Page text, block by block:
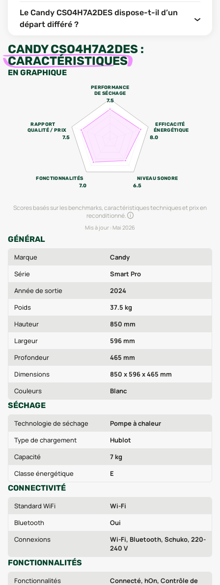
Le Candy CSO4H7A2DES dispose-t-il d’un
départ différé ?
CANDY CSO4H7A2DES :
CARACTÉRISTIQUES
EN GRAPHIQUE
PERFORMANCE
DE SÉCHAGE
7.5
EFFICACITÉ
ÉNERGÉTIQUE
8.0
NIVEAU SONORE
6.5
FONCTIONNALITÉS
7.0
RAPPORT
QUALITÉ / PRIX
7.5
Scores basés sur les benchmarks, caractéristiques techniques et prix en
reconditionné.
Mis à jour : Mai 2026
GÉNÉRAL
Marque
Candy
Série
Smart Pro
Année de sortie
2024
Poids
37.5 kg
Hauteur
850 mm
Largeur
596 mm
Profondeur
465 mm
Dimensions
850 x 596 x 465 mm
Couleurs
Blanc
SÉCHAGE
Technologie de séchage
Pompe à chaleur
Type de chargement
Hublot
Capacité
7 kg
Classe énergétique
E
CONNECTIVITÉ
Standard WiFi
Wi‑Fi
Bluetooth
Oui
Connexions
Wi‑Fi, Bluetooth, Schuko, 220-
240 V
FONCTIONNALITÉS
Fonctionnalités Connecté, hOn, Contrôle de